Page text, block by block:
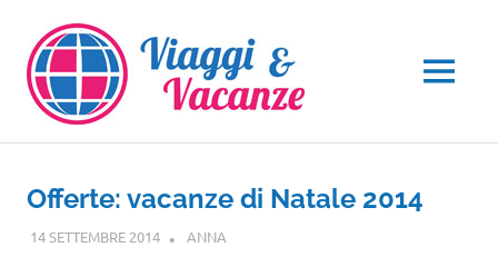
contenuto
MENU
Offerte: vacanze di Natale 2014
14 SETTEMBRE 2014 ANNA